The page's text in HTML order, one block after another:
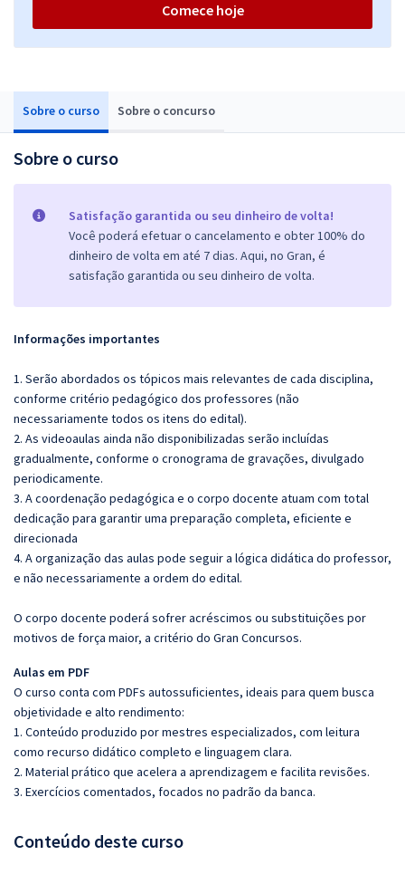
Sobre o curso Sobre o concurso
Sobre o curso
Satisfação garantida ou seu dinheiro de volta!
Você poderá efetuar o cancelamento e obter 100% do
dinheiro de volta em até 7 dias. Aqui, no Gran, é
satisfação garantida ou seu dinheiro de volta.
Informações importantes
1. Serão abordados os tópicos mais relevantes de cada disciplina,
conforme critério pedagógico dos professores (não
necessariamente todos os itens do edital).
2. As videoaulas ainda não disponibilizadas serão incluídas
gradualmente, conforme o cronograma de gravações, divulgado
periodicamente.
3. A coordenação pedagógica e o corpo docente atuam com total
dedicação para garantir uma preparação completa, eficiente e
direcionada
4. A organização das aulas pode seguir a lógica didática do professor,
e não necessariamente a ordem do edital.
O corpo docente poderá sofrer acréscimos ou substituições por
motivos de força maior, a critério do Gran Concursos.
Aulas em PDF
O curso conta com PDFs autossuficientes, ideais para quem busca
objetividade e alto rendimento:
1. Conteúdo produzido por mestres especializados, com leitura
como recurso didático completo e linguagem clara.
2. Material prático que acelera a aprendizagem e facilita revisões.
3. Exercícios comentados, focados no padrão da banca.
Conteúdo deste curso
Comece hoje